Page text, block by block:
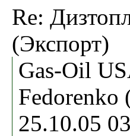
Re:
(Экспорт)
Gas-Oil
Fedorenko
25.10.05